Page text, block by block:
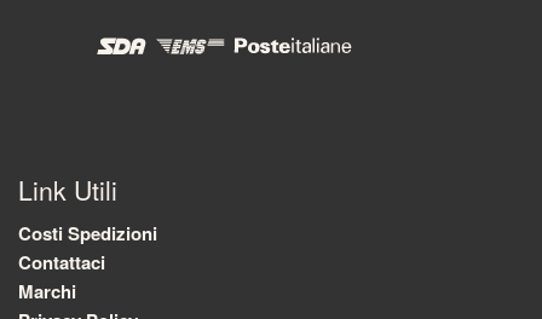
Link Utili
Costi Spedizioni
Contattaci
Marchi